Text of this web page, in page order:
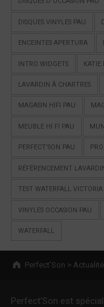
DISQUES VINYLES PAU
ENCEINTES APERTURA
INTRO WIDGETS KATIE
LAVARDIN À CHARTRES
MAGASIN HIFI PAU
MEUBLE HI FI PAU
PERFECT'SON PAU
RÉFÉRENCEMENT
TEST WATERFALL
VINYLES OCCASION PAU
WATERFALL
Breadcrumbs navigation
Perfect’Son >
Perfect'Son est